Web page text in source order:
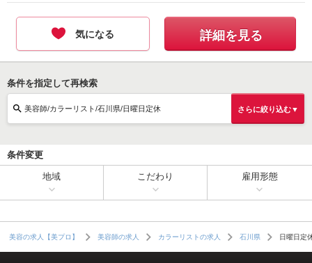
気になる 詳細を見る
条件を指定して再検索
美容師/カラーリスト/石川県/日曜日定休 さらに絞り込む▼
条件変更
地域 こだわり 雇用形態
美容の求人【美プロ】 美容師の求人 カラーリストの求人 石川県 日曜日定